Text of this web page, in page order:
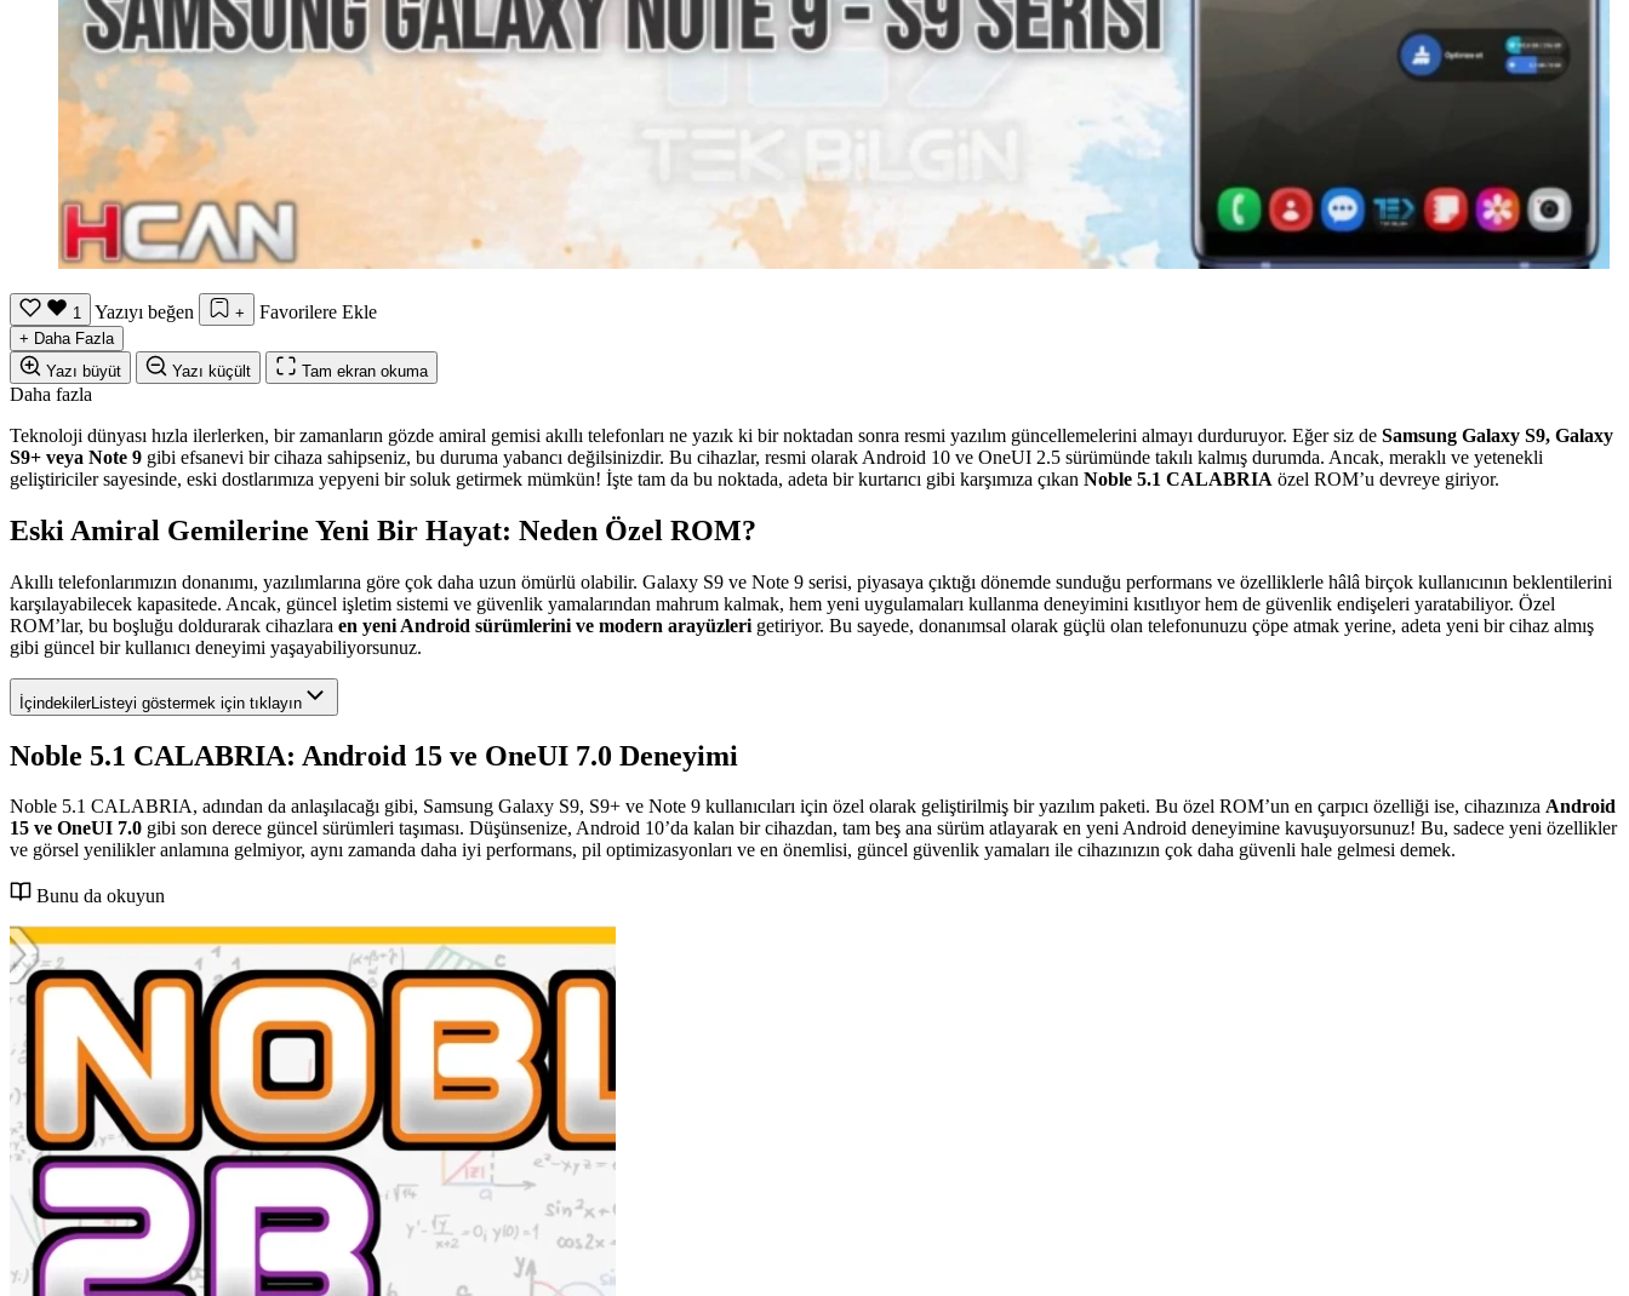
1 Yazıyı beğen + Favorilere Ekle
+ Daha Fazla
Yazı büyüt
Yazı küçült Tam ekran okuma
Daha fazla
Teknoloji dünyası hızla ilerlerken, bir zamanların gözde amiral gemisi akıllı telefonları ne yazık ki bir noktadan sonra resmi yazılım güncellemelerini almayı durduruyor. Eğer siz de Samsung Galaxy S9, Galaxy
S9+ veya Note 9 gibi efsanevi bir cihaza sahipseniz, bu duruma yabancı değilsinizdir. Bu cihazlar, resmi olarak Android 10 ve OneUI 2.5 sürümünde takılı kalmış durumda. Ancak, meraklı ve yetenekli
geliştiriciler sayesinde, eski dostlarımıza yepyeni bir soluk getirmek mümkün! İşte tam da bu noktada, adeta bir kurtarıcı gibi karşımıza çıkan Noble 5.1 CALABRIA özel ROM’u devreye giriyor.
Eski Amiral Gemilerine Yeni Bir Hayat: Neden Özel ROM?
Akıllı telefonlarımızın donanımı, yazılımlarına göre çok daha uzun ömürlü olabilir. Galaxy S9 ve Note 9 serisi, piyasaya çıktığı dönemde sunduğu performans ve özelliklerle hâlâ birçok kullanıcının beklentilerini
karşılayabilecek kapasitede. Ancak, güncel işletim sistemi ve güvenlik yamalarından mahrum kalmak, hem yeni uygulamaları kullanma deneyimini kısıtlıyor hem de güvenlik endişeleri yaratabiliyor. Özel
ROM’lar, bu boşluğu doldurarak cihazlara en yeni Android sürümlerini ve modern arayüzleri getiriyor. Bu sayede, donanımsal olarak güçlü olan telefonunuzu çöpe atmak yerine, adeta yeni bir cihaz almış
gibi güncel bir kullanıcı deneyimi yaşayabiliyorsunuz.
İçindekilerListeyi göstermek için tıklayın
Noble 5.1 CALABRIA: Android 15 ve OneUI 7.0 Deneyimi
Noble 5.1 CALABRIA, adından da anlaşılacağı gibi, Samsung Galaxy S9, S9+ ve Note 9 kullanıcıları için özel olarak geliştirilmiş bir yazılım paketi. Bu özel ROM’un en çarpıcı özelliği ise, cihazınıza Android
15 ve OneUI 7.0 gibi son derece güncel sürümleri taşıması. Düşünsenize, Android 10’da kalan bir cihazdan, tam beş ana sürüm atlayarak en yeni Android deneyimine kavuşuyorsunuz! Bu, sadece yeni özellikler
ve görsel yenilikler anlamına gelmiyor, aynı zamanda daha iyi performans, pil optimizasyonları ve en önemlisi, güncel güvenlik yamaları ile cihazınızın çok daha güvenli hale gelmesi demek.
Bunu da okuyun